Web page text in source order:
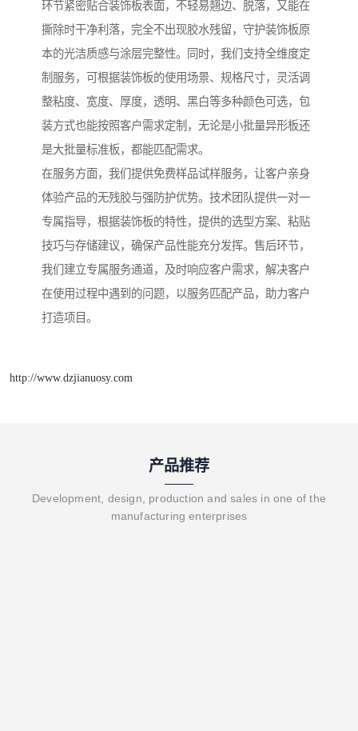
环节紧密贴合装饰板表面，不轻易翘边、脱落，又能在
撕除时干净利落，完全不出现胶水残留，守护装饰板原
本的光洁质感与涂层完整性。同时，我们支持全维度定
制服务，可根据装饰板的使用场景、规格尺寸，灵活调
整粘度、宽度、厚度，透明、黑白等多种颜色可选，包
装方式也能按照客户需求定制，无论是小批量异形板还
是大批量标准板，都能匹配需求。
在服务方面，我们提供免费样品试样服务，让客户亲身
体验产品的无残胶与强防护优势。技术团队提供一对一
专属指导，根据装饰板的特性，提供的选型方案、粘贴
技巧与存储建议，确保产品性能充分发挥。售后环节，
我们建立专属服务通道，及时响应客户需求，解决客户
在使用过程中遇到的问题，以服务匹配产品，助力客户
打造项目。
http://www.dzjianuosy.com
产品推荐
Development, design, production and sales in one of the
manufacturing enterprises